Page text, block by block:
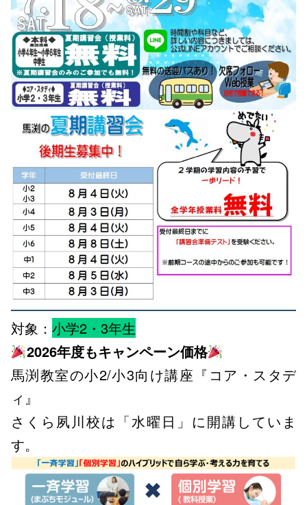
対象： 小学2・3年生
2026年度もキャンペーン価格
馬渕教室の小2/小3向け講座『コア・スタデ
ィ』
さくら夙川校は「水曜日」に開講していま
す。